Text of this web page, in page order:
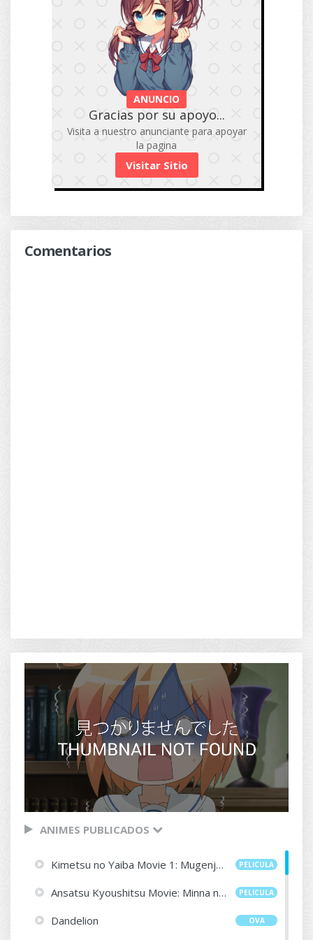
ANUNCIO
Gracias por su apoyo...
Visita a nuestro anunciante para apoyar
la pagina
Visitar Sitio
Comentarios
ANIMES PUBLICADOS
Kimetsu no Yaiba Movie 1: Mugenjou-hen - Akaza Sairai PELICULA
Ansatsu Kyoushitsu Movie: Minna no Jikan PELICULA
Dandelion OVA